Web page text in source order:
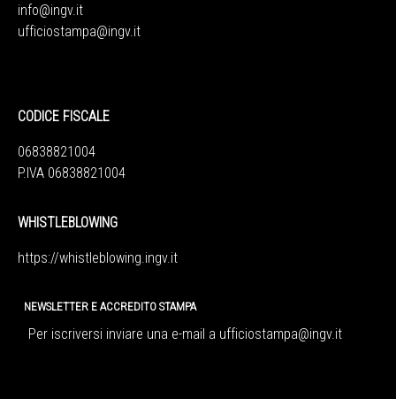
info@ingv.it
ufficiostampa@ingv.it
CODICE FISCALE
06838821004
P.IVA 06838821004
WHISTLEBLOWING
https://whistleblowing.ingv. it
NEWSLETTER E ACCREDITO STAMPA
Per iscriversi inviare una e-mail a ufficiostampa@ingv.it